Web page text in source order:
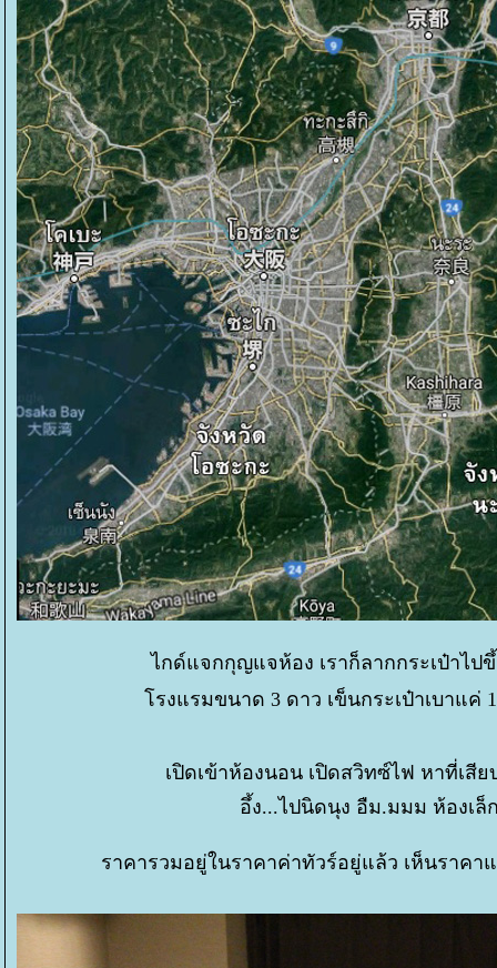
ไกด์แจกกุญแจห้อง เราก็ลากกระเป๋าไป
รงแรมขนาด 3 ดาว เข็นกระเป๋าเบาแค่
เปิดเข้าห้องนอน เปิดสวิทซ์ไฟ หาที่เสี
อึ้ง...ไปนิดนุง อืม.มมม ห้องเ
ราคารวมอยู่ในราคาค่าทัวร์อยู่แล้ว เห็นราคา